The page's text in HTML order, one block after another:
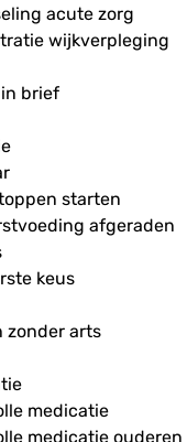
acute zorg
wijkverpleging
brief
starten
afgeraden
keus
zonder arts
medicatie
medicatie ouderen